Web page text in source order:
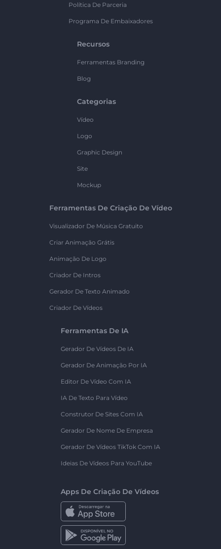
Política De Parceria
Programa De Embaixadores
Recursos
Ferramentas Branding
Blog
Categorias
Vídeo
Logo
Graphic Design
Site
Mockup
Ferramentas De Criação De Vídeo
Visualizador De Música Gratuito
Criar Animação Grátis
Animação De Logo
Criador De Intros
Gerador De Texto Animado
Criador De Vídeos
Ferramentas De IA
Gerador De Vídeos De IA
Gerador De Animação Por IA
Editor De Vídeo Com IA
IA De Texto Para Vídeo
Construtor De Sites Com IA
Gerador De Nome De Empresa
Gerador De Vídeos TikTok Com IA
Ideias De Vídeos Para YouTube
Apps De Criação De Vídeos